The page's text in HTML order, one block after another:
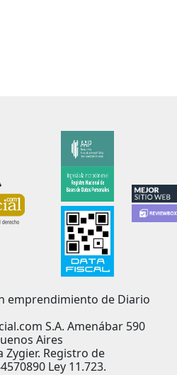
emprendimiento de Diario
S.A. Amenábar 590
Aires
Zygier. Registro de
Ley 11.723.